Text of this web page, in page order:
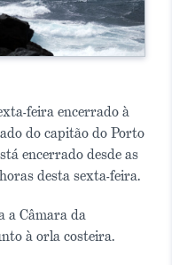
feira encerrado à
do capitão do Porto
encerrado desde as
desta sexta-feira.
a Câmara da
à orla costeira.